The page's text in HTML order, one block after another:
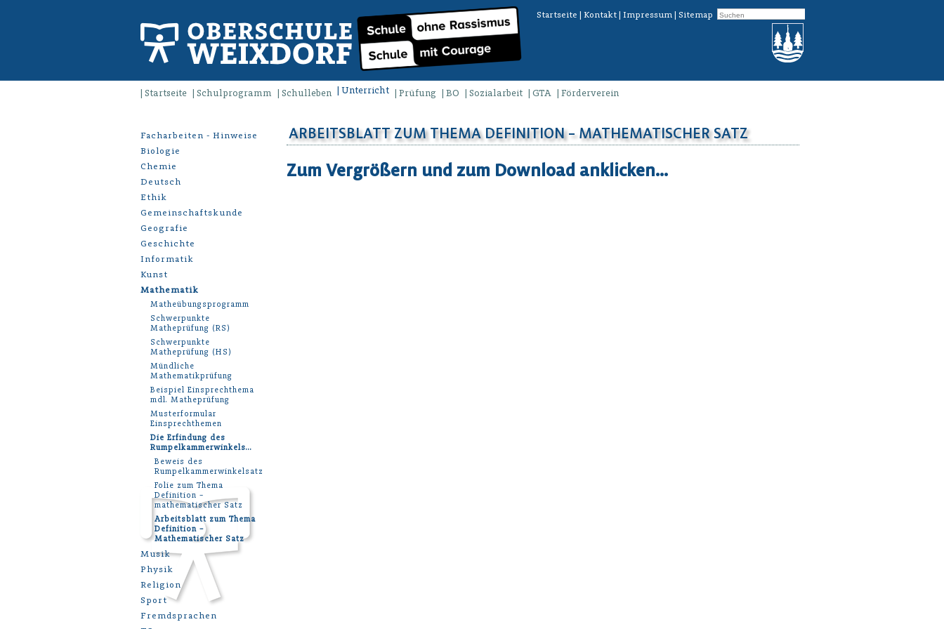
Startseite | Kontakt | Impressum | Sitemap
Startseite Schulprogramm Schulleben Unterricht Prüfung BO Sozialarbeit GTA Förderverein
ARBEITSBLATT ZUM THEMA DEFINITION – MATHEMATISCHER SATZ
Zum Vergrößern und zum Download anklicken…
Facharbeiten - Hinweise
Biologie
Chemie
Deutsch
Ethik
Gemeinschaftskunde
Geografie
Geschichte
Informatik
Kunst
Mathematik
Matheübungsprogramm
Schwerpunkte
Matheprüfung (RS)
Schwerpunkte
Matheprüfung (HS)
Mündliche
Mathematikprüfung
Beispiel Einsprechthema
mdl. Matheprüfung
Musterformular
Einsprechthemen
Die Erfindung des
Rumpelkammerwinkels…
Beweis des
Rumpelkammerwinkelsatzes
Folie zum Thema
Definition –
mathematischer Satz
Arbeitsblatt zum Thema
Definition –
Mathematischer Satz
Musik
Physik
Religion
Sport
Fremdsprachen